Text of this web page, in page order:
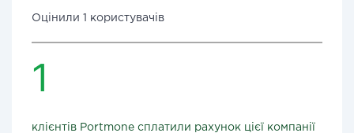
Оцінили 1 користувачів
1
клієнтів Portmone сплатили рахунок цієї компанії